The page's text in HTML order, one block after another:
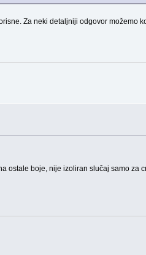
Za neki detaljniji odgovor možemo
ostale boje, nije izoliran slučaj samo za